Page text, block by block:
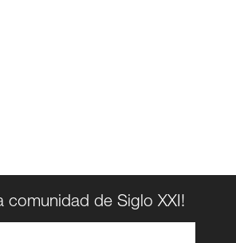
comunidad de Siglo XXI!